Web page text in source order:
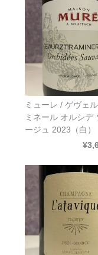
ミューレ / ゲヴェ
ミネール オルシデ
ージュ 2023（白）